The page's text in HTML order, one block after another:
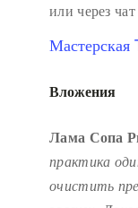
или через
Мастерская
Вложения
Лама Сопа
практика
очистить